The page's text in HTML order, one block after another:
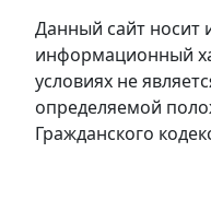
Данный сайт носит
информационный
условиях не
определяемой
Гражданского